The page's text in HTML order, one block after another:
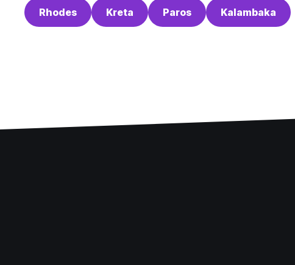
Rhodes Kreta Paros Kalambaka